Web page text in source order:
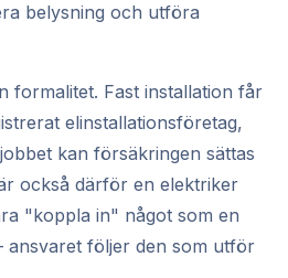
belysning och utföra
formalitet. Fast installation får
elinstallationsföretag,
kan försäkringen sättas
också därför en elektriker
"koppla in" något som en
ansvaret följer den som utför